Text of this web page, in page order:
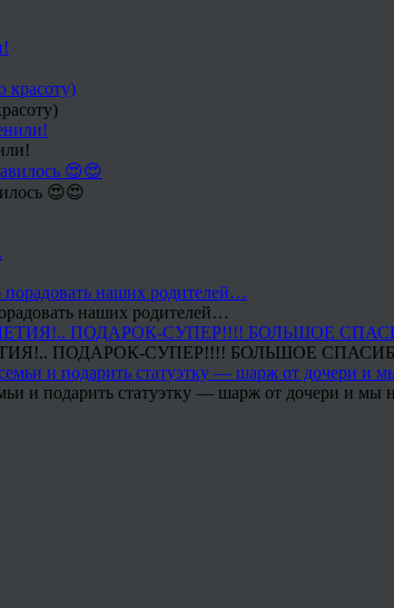
😍😍
наших родителей…
ПОДАРОК-СУПЕР!!!! БОЛЬШОЕ
и подарить статуэтку — шарж от дочери и мы